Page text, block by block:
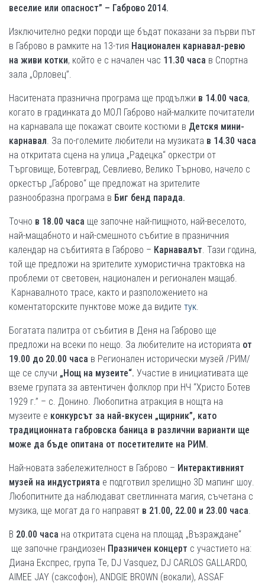
веселие или опасност” – Габрово 2014.
Изключително редки породи ще бъдат показани за първи път
в Габрово в рамките на 13-тия Национален карнавал-ревю
на живи котки, който е с начален час 11.30 часа в Спортна
зала „Орловец”.
Наситената празнична програма ще продължи в 14.00 часа,
когато в градинката до МОЛ Габрово най-малките почитатели
на карнавала ще покажат своите костюми в Детскя мини-
карнавал. За по-големите любители на музиката в 14.30 часа
на откритата сцена на улица „Радецка“ оркестри от
Търговище, Ботевград, Севлиево, Велико Търново, начело с
оркестър „Габрово“ ще предложат на зрителите
разнообразна програма в Биг бенд парада.
Точно в 18.00 часа ще започне най-пищното, най-веселото,
най-мащабното и най-смешното събитие в празничния
календар на събитията в Габрово – Карнавалът. Тази година,
той ще предложи на зрителите хумористична трактовка на
проблеми от световен, национален и регионален мащаб.
Карнавалното трасе, както и разположението на
коментаторските пунктове може да видите тук.
Богатата палитра от събития в Деня на Габрово ще
предложи на всеки по нещо. За любителите на историята от
19.00 до 20.00 часа в Регионален исторически музей /РИМ/
ще се случи „Нощ на музеите“. Участие в инициативата ще
вземе групата за автентичен фолклор при НЧ “Христо Ботев
1929 г.” – с. Донино. Любопитна атракция в нощта на
музеите е конкурсът за най-вкусен „щирник”, като
традиционната габровска баница в различни варианти ще
може да бъде опитана от посетителите на РИМ.
Най-новата забележителност в Габрово – Интерактивният
музей на индустрията е подготвил зрелищно 3D мапинг шоу.
Любопитните да наблюдават светлинната магия, съчетана с
музика, ще могат да го направят в 21.00, 22.00 и 23.00 часа.
В 20.00 часа на откритата сцена на площад „Възраждане“
ще започне грандиозен Празничен концерт с участието на:
Диана Eкспрес, група Те, DJ Vasquez, DJ CARLOS GALLARDO,
AIMEE JAY (саксофон), ANDGIE BROWN (вокали), ASSAF